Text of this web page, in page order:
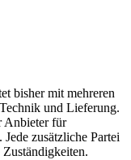
bisher mit mehreren
und Lieferung.
Anbieter für
zusätzliche Partei